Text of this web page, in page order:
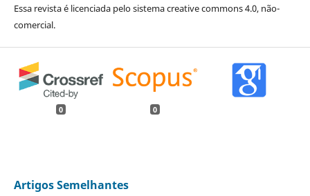
Essa revista é licenciada pelo sistema creative commons 4.0, não-
comercial.
0 0
Artigos Semelhantes